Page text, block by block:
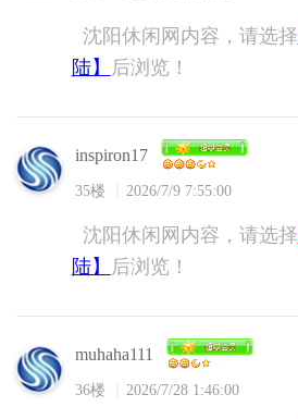
沈阳休闲网内容，请选择
陆】
后浏览！
inspiron17
35楼 2026/7/9 7:55:00
沈阳休闲网内容，请选择
陆】
后浏览！
muhaha111
36楼 2026/7/28 1:46:00